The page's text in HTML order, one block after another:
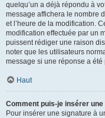
quelqu’un a déjà répondu à
message affichera le nombre
et l’heure de la modification.
modification effectuée par un
puissent rédiger une raison
noter que les utilisateurs
message si une réponse a été
Haut
Comment puis-je insérer
Pour insérer une signature à